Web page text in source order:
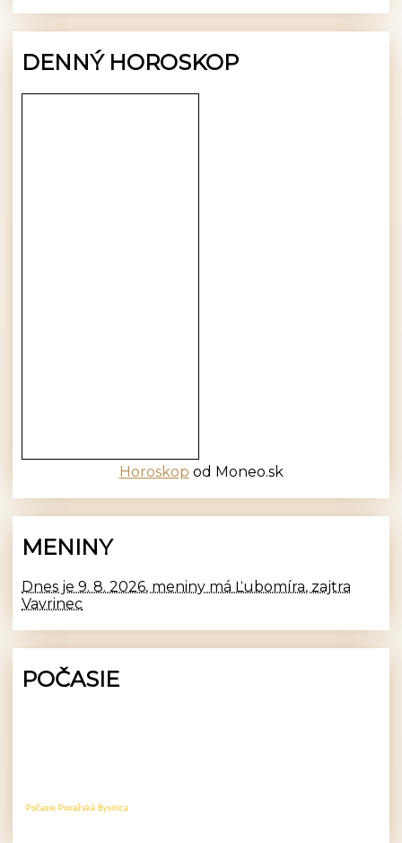
DENNÝ HOROSKOP
Horoskop od Moneo.sk
MENINY
Dnes je 9. 8. 2026, meniny má Ľubomíra, zajtra
Vavrinec
POČASIE
Počasie Považská Bystrica